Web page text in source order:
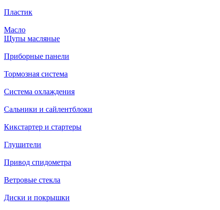
Пластик
Масло
Щупы масляные
Приборные панели
Тормозная система
Система охлаждения
Сальники и сайлентблоки
Кикстартер и стартеры
Глушители
Привод спидометра
Ветровые стекла
Диски и покрышки